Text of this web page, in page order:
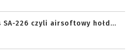
SA-226 czyli airsoftowy hołd...